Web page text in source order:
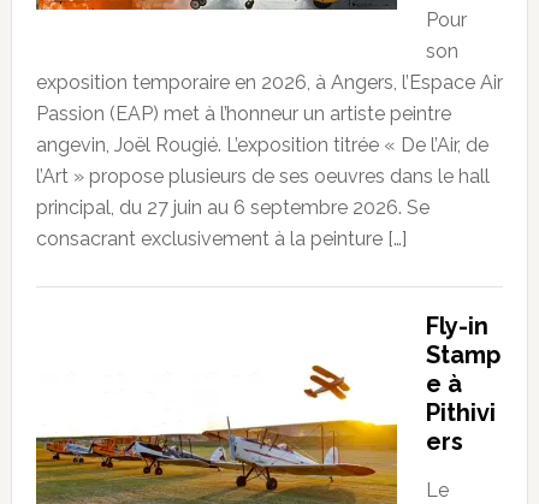
Pour
son
exposition temporaire en 2026, à Angers, l’Espace Air
Passion (EAP) met à l’honneur un artiste peintre
angevin, Joël Rougié. L’exposition titrée « De l’Air, de
l’Art » propose plusieurs de ses oeuvres dans le hall
principal, du 27 juin au 6 septembre 2026. Se
consacrant exclusivement à la peinture […]
Fly-in
Stamp
e à
Pithivi
ers
Le